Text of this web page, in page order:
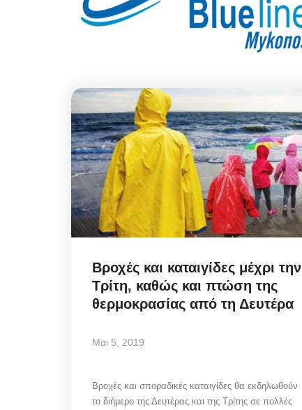
Βροχές και καταιγίδες μέχρι την
Τρίτη, καθώς και πτώση της
θερμοκρασίας από τη Δευτέρα
Μαι 5, 2019
Βροχές και σποραδικές καταιγίδες θα εκδηλωθούν
το διήμερο της Δευτέρας και της Τρίτης σε πολλές